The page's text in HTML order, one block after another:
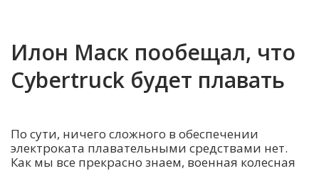
Илон Маск пообещал, что
Cybertruck будет плавать
По сути, ничего сложного в обеспечении
электроката плавательными средствами нет.
Как мы все прекрасно знаем, военная колесная